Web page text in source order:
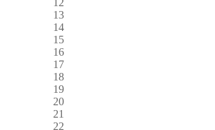
13
14
15
16
17
18
19
20
21
22